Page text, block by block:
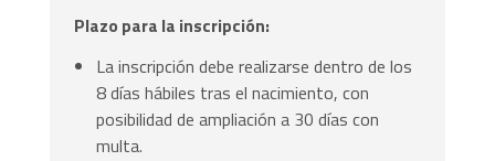
Plazo para la inscripción:
La inscripción debe realizarse dentro de los
8 días hábiles tras el nacimiento, con
posibilidad de ampliación a 30 días con
multa.